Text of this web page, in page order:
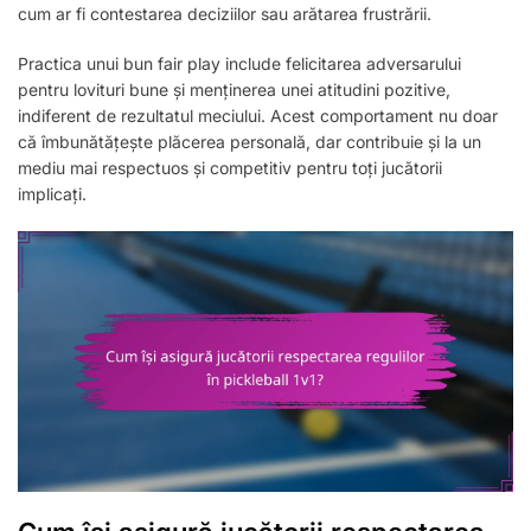
cum ar fi contestarea deciziilor sau arătarea frustrării.
Practica unui bun fair play include felicitarea adversarului
pentru lovituri bune și menținerea unei atitudini pozitive,
indiferent de rezultatul meciului. Acest comportament nu doar
că îmbunătățește plăcerea personală, dar contribuie și la un
mediu mai respectuos și competitiv pentru toți jucătorii
implicați.